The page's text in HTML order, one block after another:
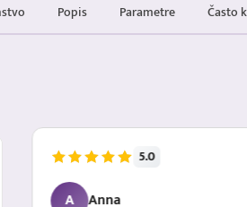
Popis Parametre Často
5.0
A Anna